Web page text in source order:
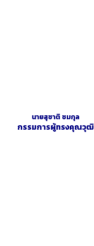
นายสุชาติ ชมกุล
กรรมการผู้ทรงคุณวุฒิ